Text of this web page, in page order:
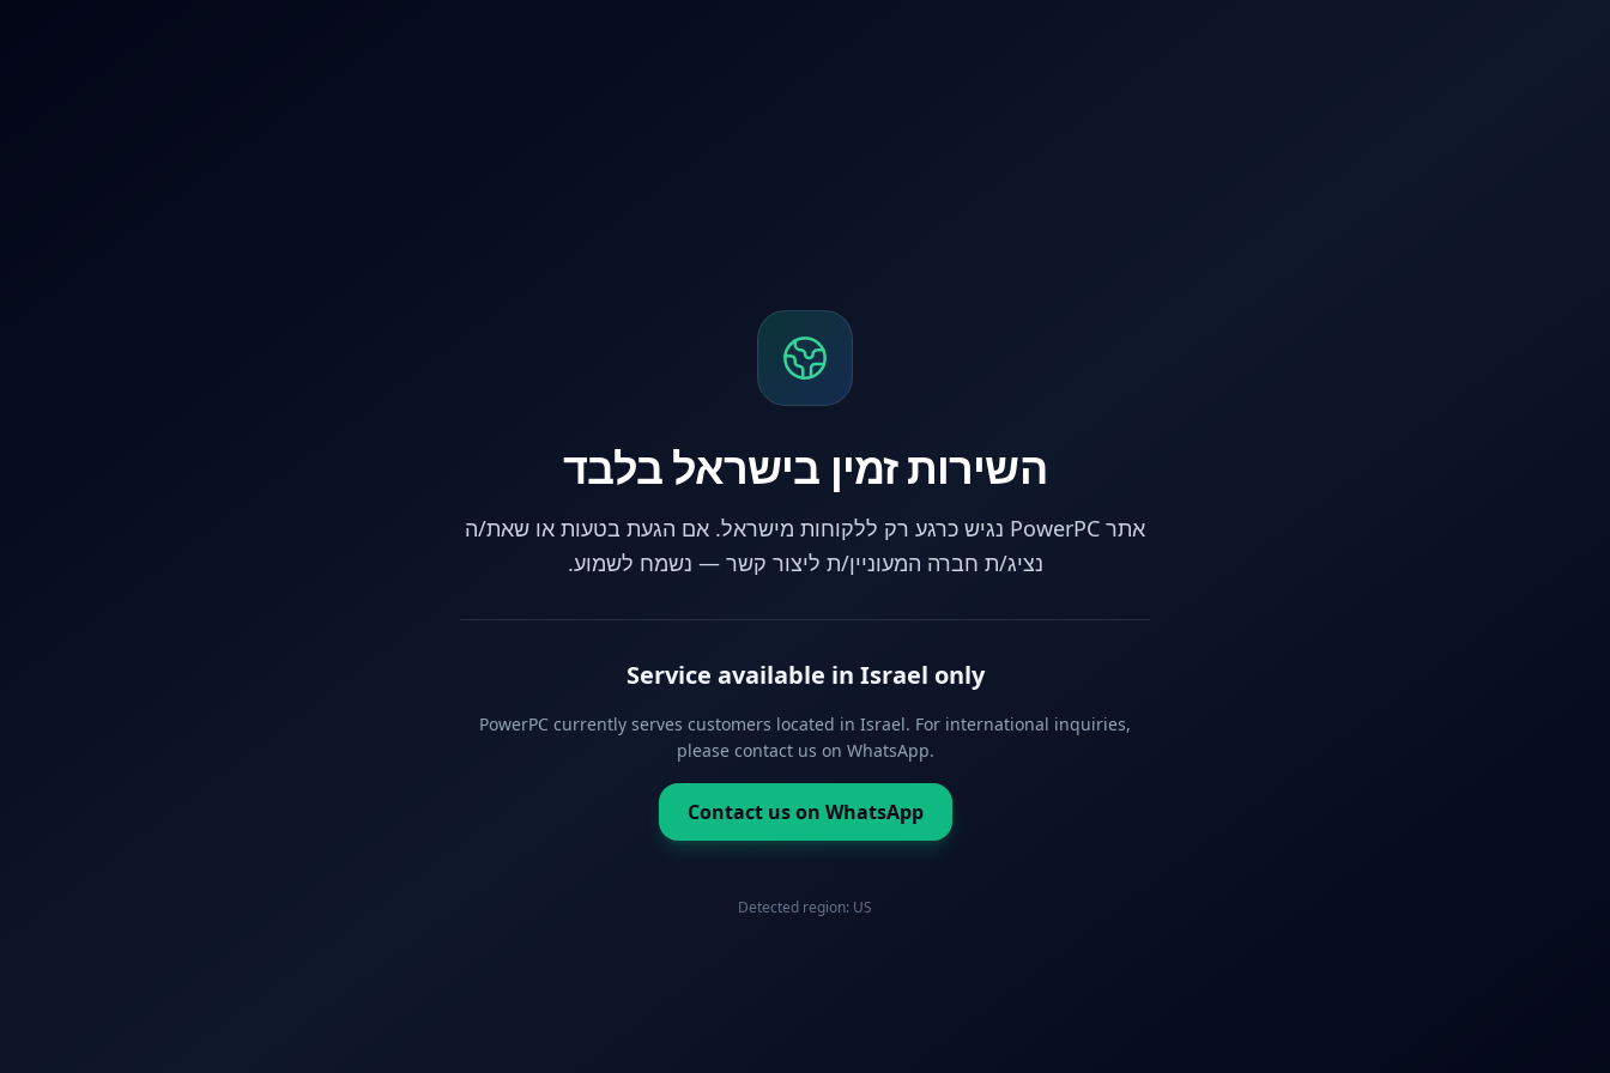
השירות זמין בישראל בלבד
אתר PowerPC נגיש כרגע רק ללקוחות מישראל. אם הגעת בטעות או שאת/ה
נציג/ת חברה המעוניין/ת ליצור קשר — נשמח לשמוע.
Service available in Israel only
PowerPC currently serves customers located in Israel. For international inquiries,
please contact us on WhatsApp.
Contact us on WhatsApp
Detected region: US